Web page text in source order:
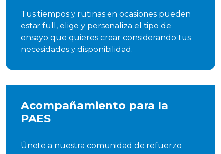
Tus tiempos y rutinas en ocasiones pueden
estar full, elige y personaliza el tipo de
ensayo que quieres crear considerando tus
necesidades y disponibilidad.
Acompañamiento para la
PAES
Únete a nuestra comunidad de refuerzo